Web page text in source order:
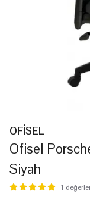
OFİSEL
Ofisel
Siyah
1